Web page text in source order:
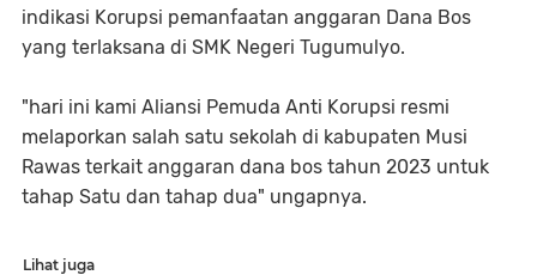
indikasi Korupsi pemanfaatan anggaran Dana Bos
yang terlaksana di SMK Negeri Tugumulyo.
"hari ini kami Aliansi Pemuda Anti Korupsi resmi
melaporkan salah satu sekolah di kabupaten Musi
Rawas terkait anggaran dana bos tahun 2023 untuk
tahap Satu dan tahap dua" ungapnya.
Lihat juga